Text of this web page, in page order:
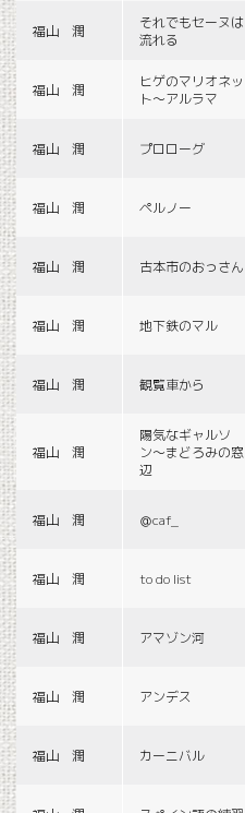
福山 潤
それでもセーヌは
流れる
福山 潤
ヒゲのマリオネッ
ト〜アルラマ
福山 潤 プロローグ
福山 潤 ペルノー
福山 潤 古本市のおっさん
福山 潤 地下鉄のマル
福山 潤 観覧車から
福山 潤
陽気なギャルソ
ン〜まどろみの窓
辺
福山 潤 ＠caf_
福山 潤 to do list
福山 潤 アマゾン河
福山 潤 アンデス
福山 潤 カーニバル